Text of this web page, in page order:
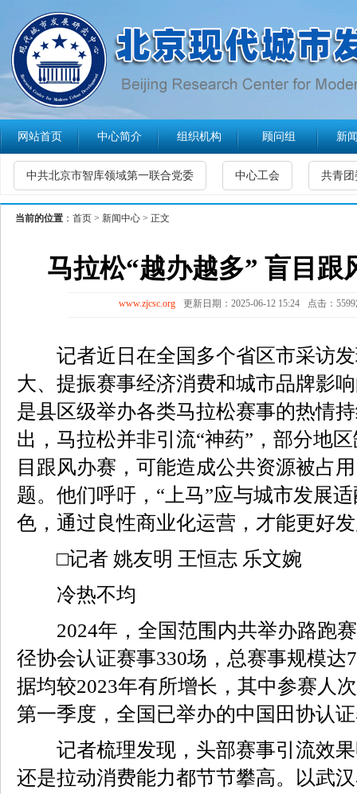
网站首页 中心简介 组织机构 顾问组 新
中共北京市智库领域第一联合党委 中心工会 共青
当前的位置 ： 首页 > 新闻中心 > 正文
马拉松“越办越多” 盲目跟
www.zjcsc.org 更新日期：2025-06-12 15:24 点击：
记者近日在全国多个省区市采访发
大、提振赛事经济消费和城市品牌影
是县区级举办各类马拉松赛事的热情
出，马拉松并非引流“神药”，部分地
目跟风办赛，可能造成公共资源被占
题。他们呼吁，“上马”应与城市发展
色，通过良性商业化运营，才能更好
□记者 姚友明 王恒志 乐文婉
冷热不均
2024年，全国范围内共举办路跑赛
径协会认证赛事330场，总赛事规模达
据均较2023年有所增长，其中参赛人
第一季度，全国已举办的中国田协认
记者梳理发现，头部赛事引流效果
还是拉动消费能力都节节攀高。以武